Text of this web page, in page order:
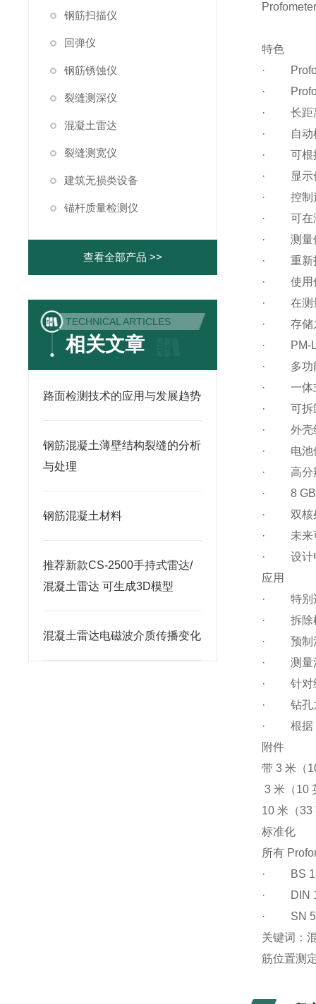
钢筋扫描仪
回弹仪
钢筋锈蚀仪
裂缝测深仪
混凝土雷达
裂缝测宽仪
建筑无损类设备
锚杆质量检测仪
查看全部产品 >>
TECHNICAL ARTICLES
相关文章
路面检测技术的应用与发展趋势
钢筋混凝土薄壁结构裂缝的分析
与处理
钢筋混凝土材料
推荐新款CS-2500手持式雷达/
混凝土雷达 可生成3D模型
混凝土雷达电磁波介质传播变化
特色
·
·
· 长距
· 自动
· 可根据
· 显示保
· 控制速
· 可在测
· 测量值
· 重新打
· 使用信
· 在测量
· 存储之
· PM-
· 多功能
· 一体式
· 可拆卸
· 外壳经
· 电池
· 高分
· 8 GB
· 双核处
· 未来可
· 设计
应用
· 特别适
· 拆除模
· 预制混
· 测量混
· 针对结
· 钻孔
· 根据
附件
带 3 米（
3 米（10
10 米（33
标准化
所有
· BS
· DIN
· SN
关键词：
筋位置测